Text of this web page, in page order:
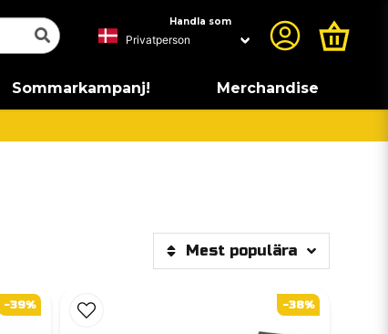
Handla som
Sommarkampanj! Merchandise
Mest populära
-39% -38%